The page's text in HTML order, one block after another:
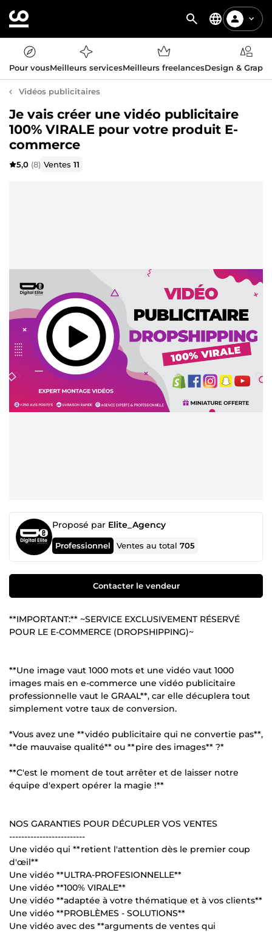
Pour vousMeilleurs servicesMeilleurs freelancesDesign &
Vidéos publicitaires
Je vais créer une vidéo publicitaire
100% VIRALE pour votre produit E-
commerce
5,0 (8) Ventes11
Proposé par Elite_Agency
Professionnel Ventes au total705
Contacter le vendeur
**IMPORTANT:** ~SERVICE EXCLUSIVEMENT RÉSERVÉ
POUR LE E-COMMERCE (DROPSHIPPING)~
**Une image vaut 1000 mots et une vidéo vaut 1000
images mais en e-commerce une vidéo publicitaire
professionnelle vaut le GRAAL**, car elle décuplera tout
simplement votre taux de conversion.
*Vous avez une **vidéo publicitaire qui ne convertie pas**,
**de mauvaise qualité** ou **pire des images** ?*
**C'est le moment de tout arrêter et de laisser notre
équipe d'expert opérer la magie !**
NOS GARANTIES POUR DÉCUPLER VOS VENTES
-------------------------
Une vidéo qui **retient l'attention dès le premier coup
d'œil**
Une vidéo **ULTRA-PROFESIONNELLE**
Une vidéo **100% VIRALE**
Une vidéo **adaptée à votre thématique et à vos clients**
Une vidéo **PROBLÈMES - SOLUTIONS**
Une vidéo avec des **arguments de ventes qui